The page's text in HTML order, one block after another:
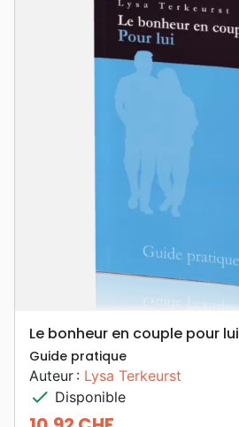
Le bonheur en couple pour lui
Guide pratique
Auteur : Lysa Terkeurst
check Disponible